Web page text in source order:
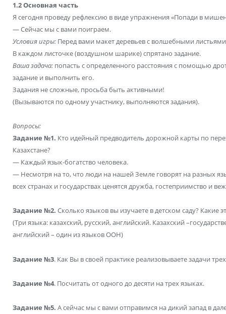
1.2 Основная часть
Я сегодня проведу рефлексию в виде упражнения «Попади в
— Сейчас мы с вами поиграем.
Условия игры: Перед вами макет деревьев с волшебными
В каждом листочке (воздушном шарике) спрятано задание.
Ваша задача: попасть с определенного расстояния с помощью
задание и выполнить его.
Задания не сложные, просьба быть активными!
(Вызываются по одному участнику, выполняются задания).
Вопросы:
Задание №1. Кто идейный предводитель дорожной карты по
Казахстане?
— Каждый язык-богатство человека.
— Несмотря на то, что люди на нашей Земле говорят на разных
всех странах и государствах ценятся дружба, гостеприимство и
Задание №2. Сколько языков вы изучаете в детском саду? Какие
(Три языка: казахский, русский, английский. Казахский
английский – один из языков ООН)
Задание №3. Как Вы в своей практике реализовываете задачи
Задание №4. Посчитать от одного до десяти на трех языках.
Задание №5. А сейчас мы с вами отправимся на дикий запад в